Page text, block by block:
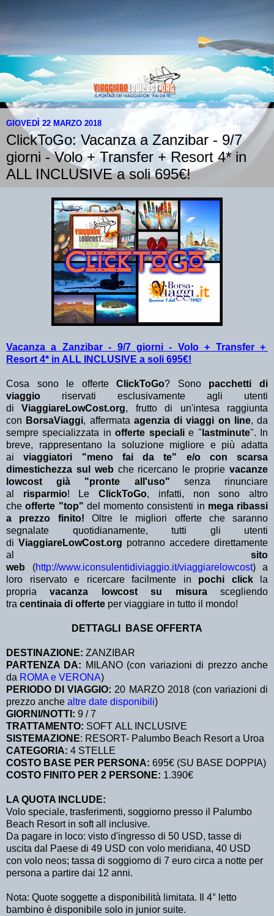
GIOVEDÌ 22 MARZO 2018
ClickToGo: Vacanza a Zanzibar - 9/7
giorni - Volo + Transfer + Resort 4* in
ALL INCLUSIVE a soli 695€!
Vacanza a Zanzibar - 9/7 giorni - Volo + Transfer +
Resort 4* in ALL INCLUSIVE a soli 695€!
Cosa sono le offerteClickToGo? Sono pacchetti di
viaggio riservati esclusivamente agli utenti
diViaggiareLowCost.org, frutto di un'intesa raggiunta
con BorsaViaggi, affermata agenzia di viaggi on line, da
sempre specializzata in offerte specialie " lastminute". In
breve, rappresentano la soluzione migliore e più adatta
aiviaggiatori "meno fai da te" e/o con scarsa
dimestichezza sul web che ricercano le proprievacanze
lowcost già "pronte all'uso" senza rinunciare
al risparmio! LeClickToGo, infatti, non sono altro
cheofferte "top" del momento consistenti in mega ribassi
a prezzo finito! Oltre le migliori offerte che saranno
segnalate quotidianamente, tutti gli utenti
di ViaggiareLowCost.org potranno accedere direttamente
al sito
web (http://www.iconsulentidiviaggio.it/viaggiarelowcost) a
loro riservato e ricercare facilmente in pochi clickla
propriavacanza lowcost su misurascegliendo
tra centinaia di offerte per viaggiare in tutto il mondo!
DETTAGLI BASE OFFERTA
DESTINAZIONE: ZANZIBAR
PARTENZA DA: MILANO (con variazioni di prezzo anche
da ROMA e VERONA)
PERIODO DI VIAGGIO: 20 MARZO 2018 (con variazioni di
prezzo anche altre date disponibili)
GIORNI/NOTTI: 9 / 7
TRATTAMENTO: SOFT ALL INCLUSIVE
SISTEMAZIONE: RESORT- Palumbo Beach Resort a Uroa
CATEGORIA: 4 STELLE
COSTO BASE PER PERSONA: 695€ (SU BASE DOPPIA)
COSTO FINITO PER 2 PERSONE: 1.390€
LA QUOTA INCLUDE:
Volo speciale, trasferimenti, soggiorno presso il Palumbo
Beach Resort in soft all inclusive.
Da pagare in loco: visto d'ingresso di 50 USD, tasse di
uscita dal Paese di 49 USD con volo meridiana, 40 USD
con volo neos; tassa di soggiorno di 7 euro circa a notte per
persona a partire dai 12 anni.
Nota: Quote soggette a disponibilità limitata. Il 4° letto
bambino è disponibile solo in junior suite.